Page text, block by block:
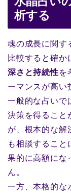
析する
魂の成長に関す
比較すると確か
深さと持続性を
ーマンスが高い
一般的な占いで
決策を得ること
が、根本的な解
も相談すること
果的に高額にな
ん。
一方、本格的な